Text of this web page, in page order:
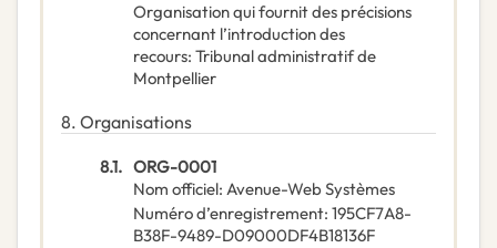
Organisation qui fournit des précisions
concernant l’introduction des
recours: Tribunal administratif de
Montpellier
8. Organisations
8.1. ORG-0001
Nom officiel: Avenue-Web Systèmes
Numéro d’enregistrement: 195CF7A8-
B38F-9489-D09000DF4B18136F